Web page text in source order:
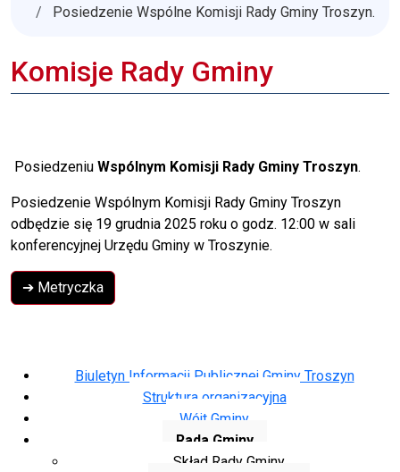
Biuletyn Informacji Publicznej Gminy Troszyn
Struktura organizacyjna
Wójt Gminy
Rada Gminy
Skład Rady Gminy
Posiedzenie Wspólne Komisji Rady Gminy Troszyn.
Komisje Rady Gminy
Posiedzeniu Wspólnym Komisji Rady Gminy Troszyn.
Posiedzenie Wspólnym Komisji Rady Gminy Troszyn
odbędzie się 19 grudnia 2025 roku o godz. 12:00 w sali
konferencyjnej Urzędu Gminy w Troszynie.
➔ Metryczka